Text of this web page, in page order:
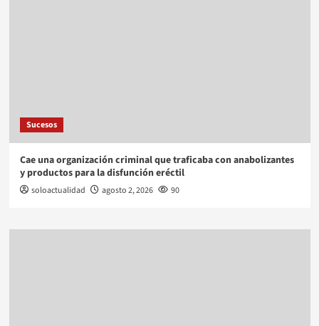
Sucesos
Cae una organización criminal que traficaba con anabolizantes
y productos para la disfunción eréctil
soloactualidad agosto 2, 2026 90